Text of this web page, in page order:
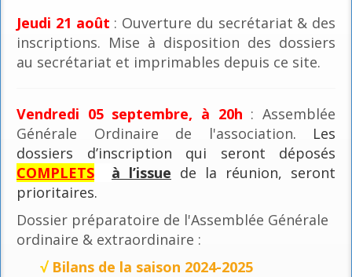
Jeudi 21 août : Ouverture du secrétariat & des
inscriptions. Mise à disposition des dossiers
au secrétariat et imprimables depuis ce site.
Vendredi 05 septembre, à 20h : Assemblée
Générale Ordinaire de l'association. Les
dossiers d’inscription qui seront déposés
COMPLETS
à l’issue de la réunion, seront
prioritaires.
Dossier préparatoire de l'Assemblée Générale
ordinaire & extraordinaire :
√ Bilans de la saison 2024-2025